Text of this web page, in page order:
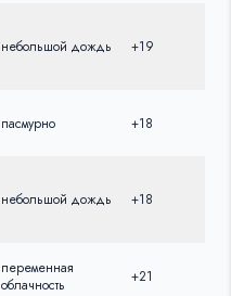
небольшой дождь +19
пасмурно +18
небольшой дождь +18
переменная
облачность
+21